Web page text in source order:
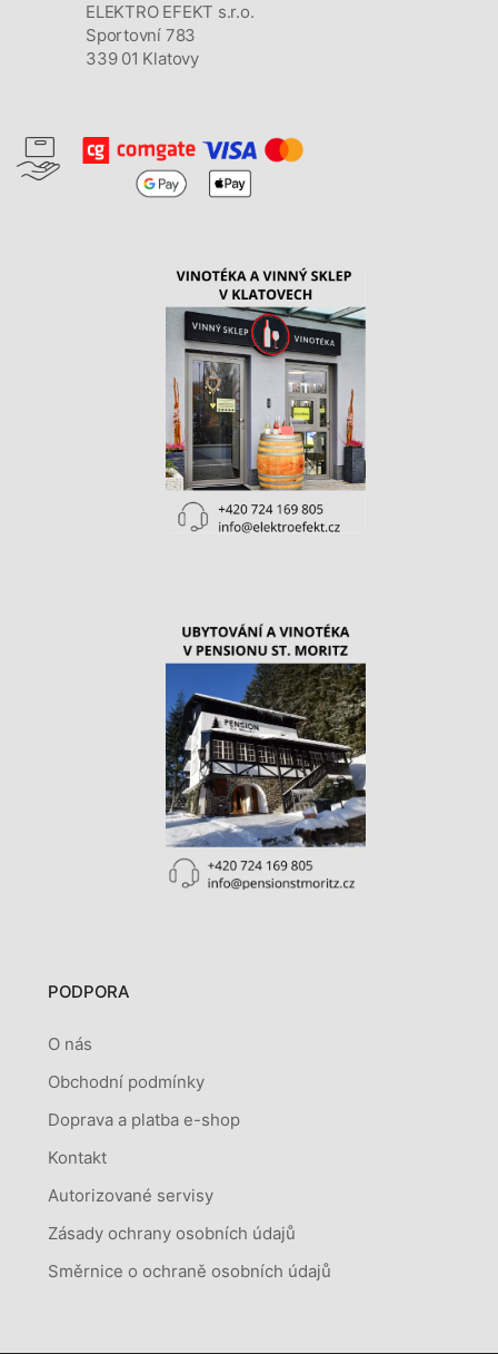
ELEKTRO EFEKT s.r.o.
Sportovní 783
339 01 Klatovy
PODPORA
O nás
Obchodní podmínky
Doprava a platba e-shop
Kontakt
Autorizované servisy
Zásady ochrany osobních údajů
Směrnice o ochraně osobních údajů